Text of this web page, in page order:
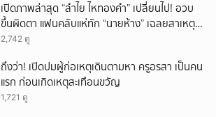
เปิดภาพล่าสุด “ลำไย ไหทองคำ” เปลี่ยนไป! อวบ
ขึ้นผิดตา แฟนคลับแห่ทัก “นายห้าง” เฉลยสาเหตุ
ชัด!
2,742 ดู
ถึงว่า! เปิดปมผู้ก่อเหตุเดินตามหา ครูอรสา เป็นคน
แรก ก่อนเกิดเหตุสะเทือนขวัญ
1,721 ดู